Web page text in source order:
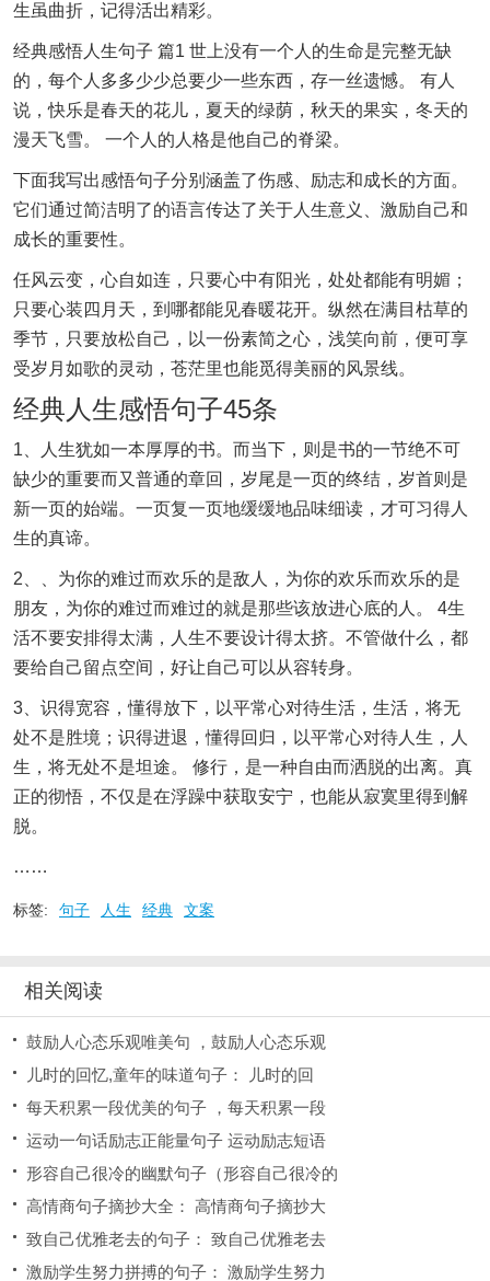
生虽曲折，记得活出精彩。
经典感悟人生句子 篇1 世上没有一个人的生命是完整无缺
的，每个人多多少少总要少一些东西，存一丝遗憾。 有人
说，快乐是春天的花儿，夏天的绿荫，秋天的果实，冬天的
漫天飞雪。 一个人的人格是他自己的脊梁。
下面我写出感悟句子分别涵盖了伤感、励志和成长的方面。
它们通过简洁明了的语言传达了关于人生意义、激励自己和
成长的重要性。
任风云变，心自如连，只要心中有阳光，处处都能有明媚；
只要心装四月天，到哪都能见春暖花开。纵然在满目枯草的
季节，只要放松自己，以一份素简之心，浅笑向前，便可享
受岁月如歌的灵动，苍茫里也能觅得美丽的风景线。
经典人生感悟句子45条
1、人生犹如一本厚厚的书。而当下，则是书的一节绝不可
缺少的重要而又普通的章回，岁尾是一页的终结，岁首则是
新一页的始端。一页复一页地缓缓地品味细读，才可习得人
生的真谛。
2、、为你的难过而欢乐的是敌人，为你的欢乐而欢乐的是
朋友，为你的难过而难过的就是那些该放进心底的人。 4生
活不要安排得太满，人生不要设计得太挤。不管做什么，都
要给自己留点空间，好让自己可以从容转身。
3、识得宽容，懂得放下，以平常心对待生活，生活，将无
处不是胜境；识得进退，懂得回归，以平常心对待人生，人
生，将无处不是坦途。 修行，是一种自由而洒脱的出离。真
正的彻悟，不仅是在浮躁中获取安宁，也能从寂寞里得到解
脱。
……
标签: 句子 人生 经典 文案
相关阅读
鼓励人心态乐观唯美句 ，鼓励人心态乐观
儿时的回忆,童年的味道句子： 儿时的回
每天积累一段优美的句子 ，每天积累一段
运动一句话励志正能量句子 运动励志短语
形容自己很冷的幽默句子（形容自己很冷的
高情商句子摘抄大全： 高情商句子摘抄大
致自己优雅老去的句子： 致自己优雅老去
激励学生努力拼搏的句子： 激励学生努力